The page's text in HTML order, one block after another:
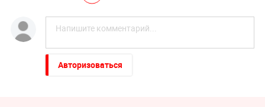
Авторизоваться